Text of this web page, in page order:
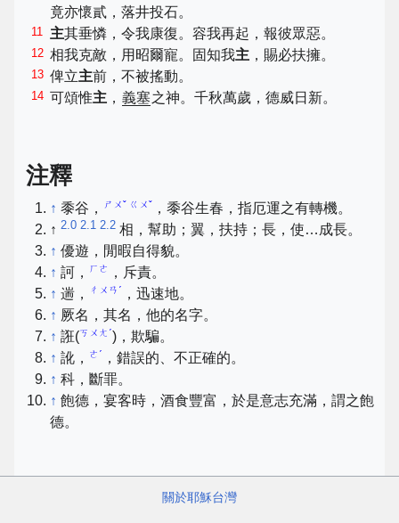
竟亦懷貳，落井投石。
11 主其垂憐，令我康復。容我再起，報彼眾惡。
12 相我克敵，用昭爾寵。固知我主 ，賜必扶擁。
13 俾立主前，不被搖動。
14 可頌惟主 ， 義塞之神。千秋萬歲，德威日新。
注釋
↑ 黍谷， ㄕㄨˇ ㄍㄨˇ ，黍谷生春，指厄運之有轉機。
↑ 2.0 2.1 2.2 相，幫助；翼，扶持；長，使…成長。
↑ 優遊，閒暇自得貌。
↑ 訶， ㄏㄜ
，斥責。
↑ 遄， ㄔㄨㄢˊ
，迅速地。
↑ 厥名，其名，他的名字。
↑ 誑(ㄎㄨㄤˊ)，欺騙。
↑ 訛， ㄜˊ
，錯誤的、不正確的。
↑ 科，斷罪。
↑ 飽德，宴客時，酒食豐富，於是意志充滿，謂之飽
德。
關於耶穌台灣